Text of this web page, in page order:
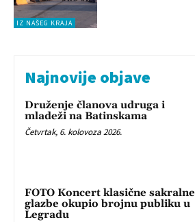
IZ NAŠEG KRAJA
Najnovije objave
Druženje članova udruga i
mladeži na Batinskama
Četvrtak, 6. kolovoza 2026.
FOTO Koncert klasične sakralne
glazbe okupio brojnu publiku u
Legradu